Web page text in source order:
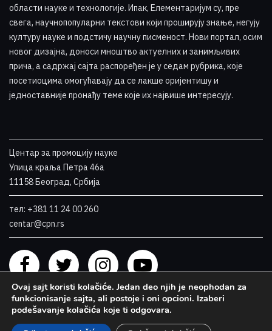
области науке и технологије. Ипак, Елементаријум су, пре
свега, научнопопуларни текстови који проширују знање, негују
културу науке и подстичу научну писменост. Нови портал, осим
новог дизајна, доноси мноштво актуелних и занимљивих
прича, а садржај сајта распоређен је у седам рубрика, које
посетиоцима омогућавају да се лакше оријентишу и
једноставније пронађу теме које их највише интересују.
Центар за промоцију науке
Улица краља Петра 46a
11158 Београд, Србија
тел: +381 11 24 00 260
centar@cpn.rs
Ovaj sajt koristi kolačiće. Jedan deo njih je neophodan za
funkcionisanje sajta, ali postoje i oni opcioni. Izaberi
podešavanje kolačića koje ti odgovara.